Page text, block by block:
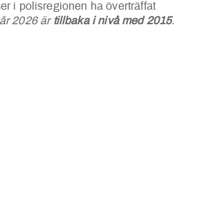
i polisregionen ha överträffat
2026 är tillbaka i nivå med 2015.